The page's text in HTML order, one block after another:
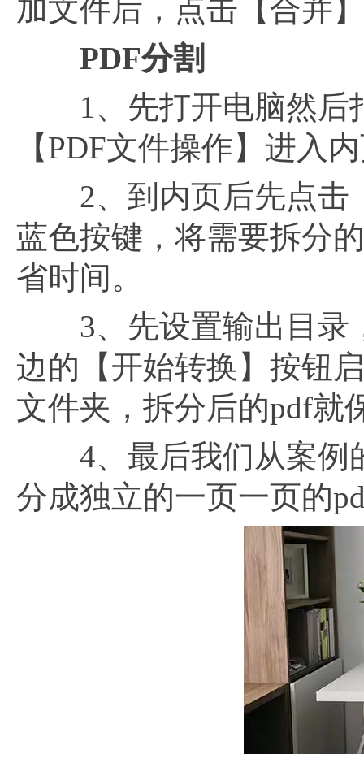
加文件后，点击【合并
PDF分割
1、先打开电脑然后
【PDF文件操作】进入
2、到内页后先点击
蓝色按键，将需要拆分
省时间。
3、先设置输出目录
边的【开始转换】按钮
文件夹，拆分后的pdf就
4、最后我们从案例
分成独立的一页一页的